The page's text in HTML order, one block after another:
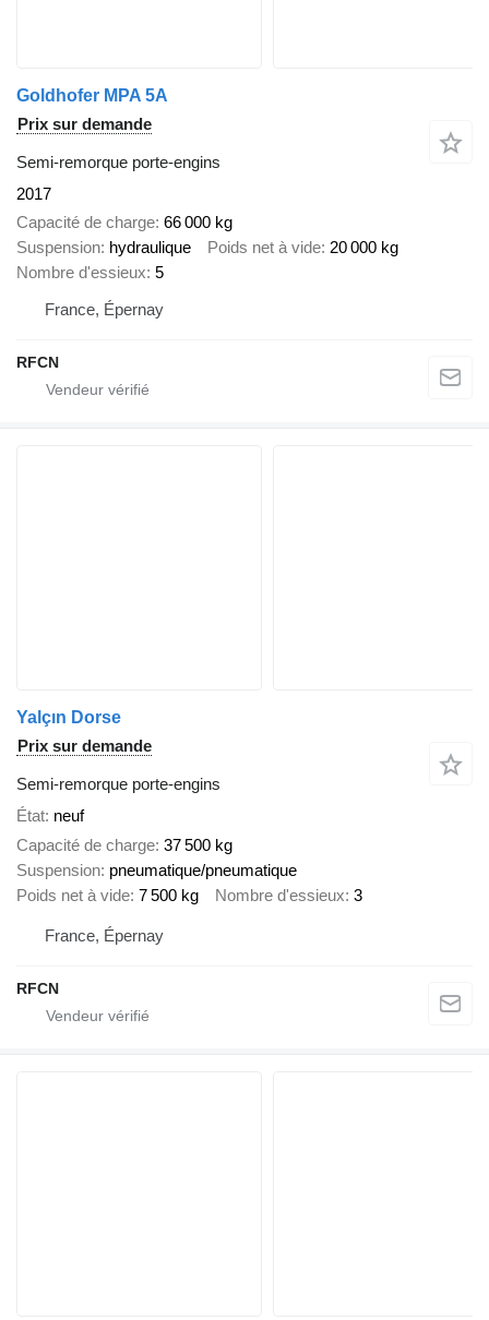
Goldhofer MPA 5A
Prix sur demande
Semi-remorque porte-engins
2017
Capacité de charge 66 000 kg
Suspension hydraulique Poids net à vide 20 000 kg
Nombre d'essieux 5
France, Épernay
RFCN
Yalçın Dorse
Prix sur demande
Semi-remorque porte-engins
État neuf
Capacité de charge 37 500 kg
Suspension pneumatique/pneumatique
Poids net à vide 7 500 kg Nombre d'essieux 3
France, Épernay
RFCN